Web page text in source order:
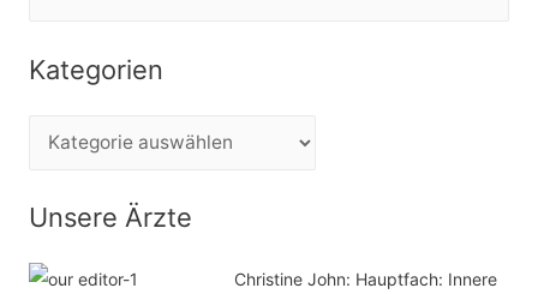
c
Kategorien
t
g
Unsere Ärzte
Christine John: Hauptfach: Innere